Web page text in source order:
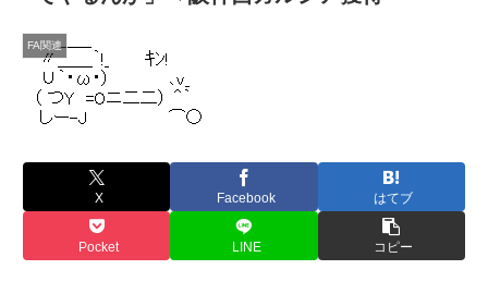
FA関連
X Facebook はてブ
Pocket LINE コピー